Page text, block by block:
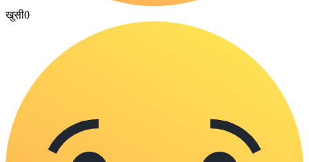
खुसी0